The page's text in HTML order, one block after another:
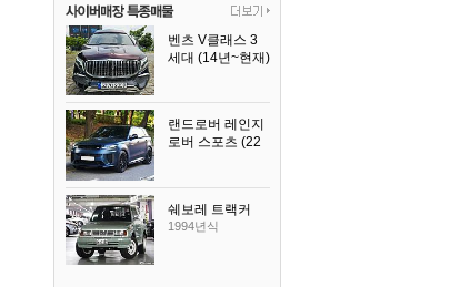
벤츠 V클래스 3
세대 (14년~현재)
랜드로버 레인지
로버 스포츠 (22
쉐보레 트랙커
1994년식